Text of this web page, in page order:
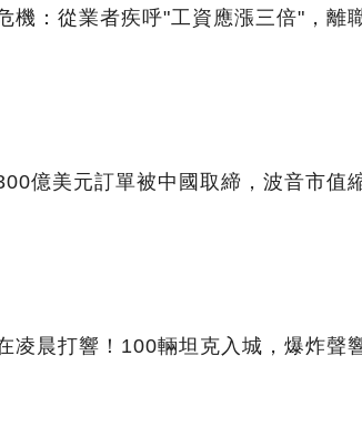
機：從業者疾呼"工資應漲三倍"，離
億美元訂單被中國取締，波音市值
凌晨打響！100輛坦克入城，爆炸聲